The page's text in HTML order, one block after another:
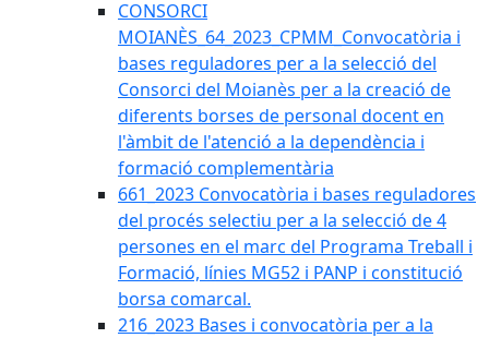
CONSORCI
MOIANÈS_64_2023_CPMM_Convocatòria i
bases reguladores per a la selecció del
Consorci del Moianès per a la creació de
diferents borses de personal docent en
l'àmbit de l'atenció a la dependència i
formació complementària
661_2023 Convocatòria i bases reguladores
del procés selectiu per a la selecció de 4
persones en el marc del Programa Treball i
Formació, línies MG52 i PANP i constitució
borsa comarcal.
216_2023 Bases i convocatòria per a la